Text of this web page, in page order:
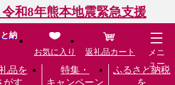
令和8年熊本地震緊急支援
納
品を
がす
特集・
キャンペーン
ふるさと納税
を
お気に入り 返礼品カート
メニ
ュー